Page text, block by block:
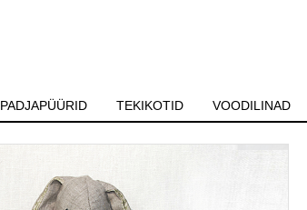
PADJAPÜÜRID TEKIKOTID VOODILINAD